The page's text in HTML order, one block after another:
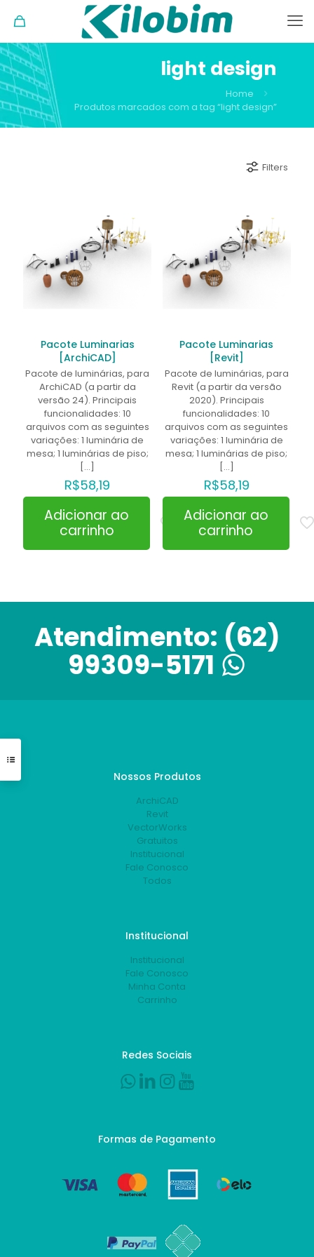
light design
Home
Produtos marcados com a tag “light design”
Filters
Pacote Luminarias
[ArchiCAD]
Pacote de luminárias, para
ArchiCAD (a partir da
versão 24). Principais
funcionalidades: 10
arquivos com as seguintes
variações: 1 luminária de
mesa; 1 luminárias de piso;
[…]
R$58,19
Adicionar ao
carrinho
Pacote Luminarias
[Revit]
Pacote de luminárias, para
Revit (a partir da versão
2020). Principais
funcionalidades: 10
arquivos com as seguintes
variações: 1 luminária de
mesa; 1 luminárias de piso;
[…]
R$58,19
Adicionar ao
carrinho
Atendimento: (62)
99309-5171
Nossos Produtos
ArchiCAD
Revit
VectorWorks
Gratuitos
Institucional
Fale Conosco
Todos
Institucional
Institucional
Fale Conosco
Minha Conta
Carrinho
Redes Sociais
Formas de Pagamento